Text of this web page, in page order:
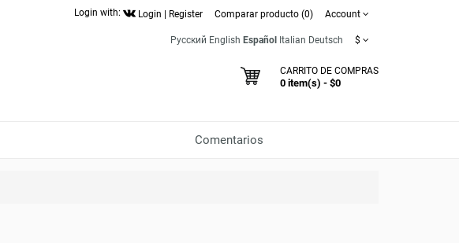
Login with: Login Register Comparar producto (0) Account
Русский English Español Italian Deutsch $
CARRITO DE COMPRAS
0 item(s) - $0
Comentarios